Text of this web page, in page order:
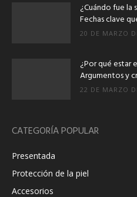
¿Cuándo fue la
Fechas clave
20 DE MARZO
¿Por qué estar
Argumentos y
22 DE MARZO
CATEGORÍA POPULAR
Presentada
Protección de la piel
Accesorios